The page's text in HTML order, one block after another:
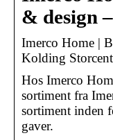
& design
Imerco Home |
Kolding
Hos Imerco
sortiment fra
sortiment inden
gaver.